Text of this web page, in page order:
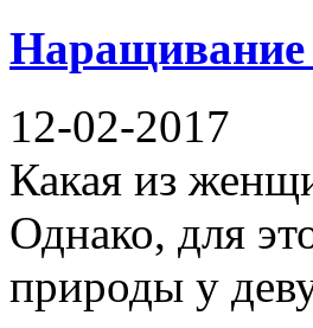
Наращивание
12-02-2017
Какая из
Однако, для
природы у